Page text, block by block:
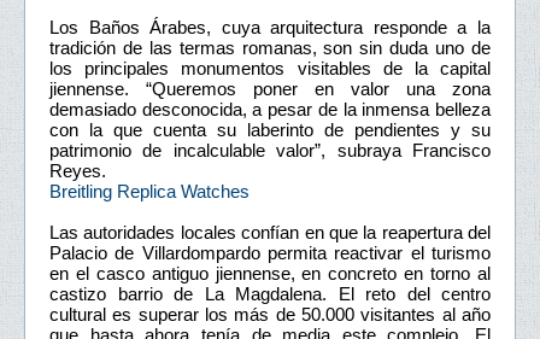
Los Baños Árabes, cuya arquitectura responde a la
tradición de las termas romanas, son sin duda uno de
los principales monumentos visitables de la capital
jiennense. “Queremos poner en valor una zona
demasiado desconocida, a pesar de la inmensa belleza
con la que cuenta su laberinto de pendientes y su
patrimonio de incalculable valor”, subraya Francisco
Reyes.
Breitling Replica Watches
Las autoridades locales confían en que la reapertura del
Palacio de Villardompardo permita reactivar el turismo
en el casco antiguo jiennense, en concreto en torno al
castizo barrio de La Magdalena. El reto del centro
cultural es superar los más de 50.000 visitantes al año
que hasta ahora tenía de media este complejo. El